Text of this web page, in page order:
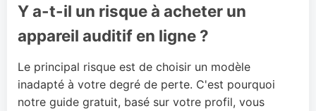
Y a-t-il un risque à acheter un
appareil auditif en ligne ?
Le principal risque est de choisir un modèle
inadapté à votre degré de perte. C'est pourquoi
notre guide gratuit, basé sur votre profil, vous